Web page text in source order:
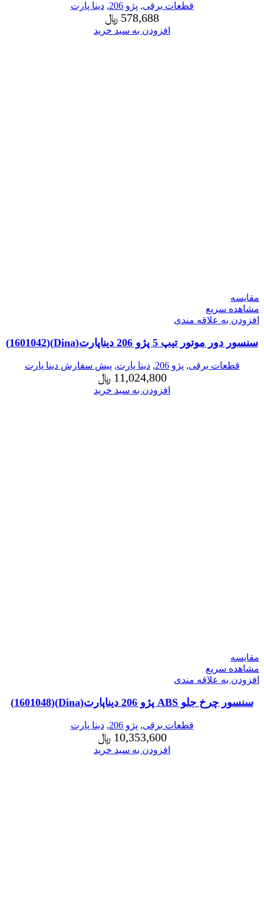
قطعات برقی, پژو 206 ,دینا پارت
578,688 ﷼
افزودن به سبد خرید
مقایسه
مشاهده سریع
افزودن به علاقه مندی
سنسور دور موتور تیپ 5 پژو 206 دیناپارت(Dina)(1601042)
قطعات برقی, پژو 206 ,دینا پارت, پیش سفارش دینا پارت
11,024,800 ﷼
افزودن به سبد خرید
مقایسه
مشاهده سریع
افزودن به علاقه مندی
سنسور چرخ جلو ABS پژو 206 دیناپارت(Dina)(1601048)
قطعات برقی, پژو 206 ,دینا پارت
10,353,600 ﷼
افزودن به سبد خرید